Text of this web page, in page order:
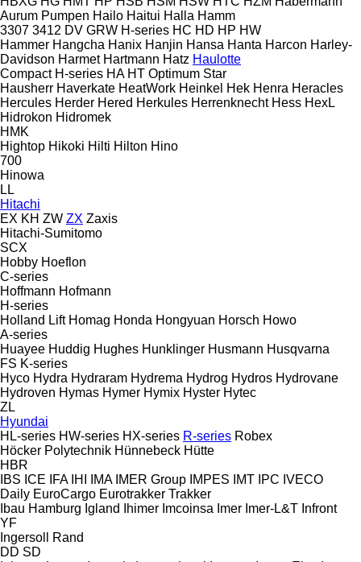
Aurum Pumpen Hailo Haitui Halla Hamm
3307 3412 DV GRW H-series HC HD HP HW
Hammer Hangcha Hanix Hanjin Hansa Hanta Harcon Harley-
Davidson Harmet Hartmann Hatz Haulotte
Compact H-series HA HT Optimum Star
Hausherr Haverkate HeatWork Heinkel Hek Henra Heracles
Hercules Herder Hered Herkules Herrenknecht Hess HexL
Hidrokon Hidromek
HMK
Hightop Hikoki Hilti Hilton Hino
700
Hinowa
LL
Hitachi
EX KH ZW ZX Zaxis
Hitachi-Sumitomo
SCX
Hobby Hoeflon
C-series
Hoffmann Hofmann
H-series
Holland Lift Homag Honda Hongyuan Horsch Howo
A-series
Huayee Huddig Hughes Hunklinger Husmann Husqvarna
FS K-series
Hyco Hydra Hydraram Hydrema Hydrog Hydros Hydrovane
Hydroven Hymas Hymer Hymix Hyster Hytec
ZL
Hyundai
HL-series HW-series HX-series R-series Robex
Höcker Polytechnik Hünnebeck Hütte
HBR
IBS ICE IFA IHI IMA IMER Group IMPES IMT IPC IVECO
Daily EuroCargo Eurotrakker Trakker
Ibau Hamburg Igland Ihimer Imcoinsa Imer Imer-L&T Infront
YF
Ingersoll Rand
DD SD